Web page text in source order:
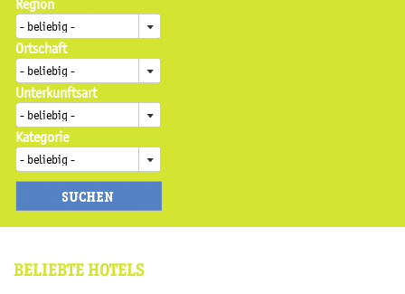
Region
Ortschaft
Unterkunftsart
Kategorie
BELIEBTE HOTELS